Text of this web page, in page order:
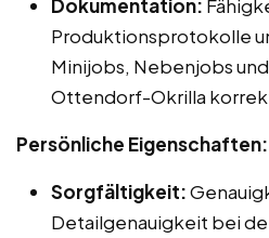
Dokumentation:
Produktionsprotokolle
Minijobs, Nebenjobs
Ottendorf-Okrilla
Persönliche Eigenschaften:
Sorgfältigkeit:
Detailgenauigkeit bei